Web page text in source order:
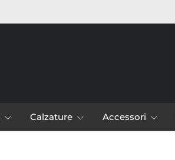
Calzature Accessori